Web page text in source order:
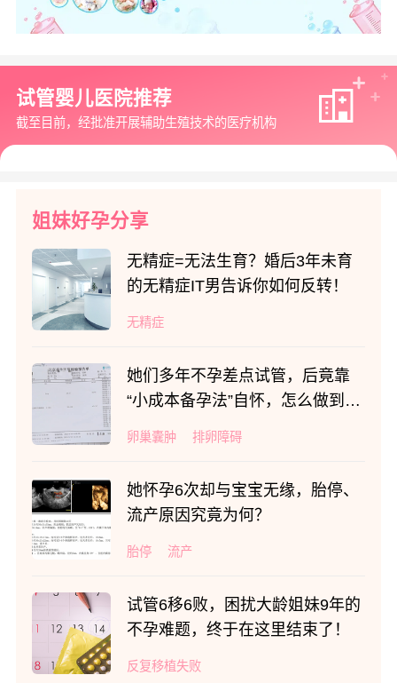
试管婴儿医院推荐
截至目前，经批准开展辅助生殖技术的医疗机构
姐妹好孕分享
无精症=无法生育？婚后3年未育
的无精症IT男告诉你如何反转！
无精症
她们多年不孕差点试管，后竟靠
“小成本备孕法”自怀，怎么做到
的？
卵巢囊肿 排卵障碍
她怀孕6次却与宝宝无缘，胎停、
流产原因究竟为何？
胎停 流产
试管6移6败，困扰大龄姐妹9年的
不孕难题，终于在这里结束了！
反复移植失败